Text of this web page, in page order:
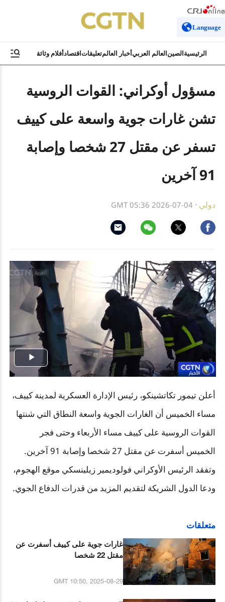
Language
الرئيسية الصين العالم العربيأخبار العالمتعليقات اقتصادأفلام وثائقية ثقافة
مسؤول أوكراني: القوات الروسية
تشن غارات جوية واسعة على كييف
تسفر عن مقتل 27 شخصا وإصابة
91 آخرين
دولي ·
GMT 05:36 2026-07-04
Play
أعلن تيمور تكاتشينكو، رئيس الإدارة العسكرية لمدينة كييف،
مساء الخميس أن الغارات الجوية واسعة النطاق التي شنتها
القوات الروسية على كييف مساء الأربعاء وحتى فجر
الخميس أسفرت عن مقتل 27 شخصا وإصابة 91 آخرين.
وتفقد الرئيس الأوكراني فولوديمير زيلينسكي موقع الهجوم،
ودعا الدول الشريكة لتقديم المزيد من قدرات الدفاع الجوي.
متعلقات
غارات جوية على كييف أسفرت عن
مقتل 22 شخصا
GMT 10:50, 2025-08-29